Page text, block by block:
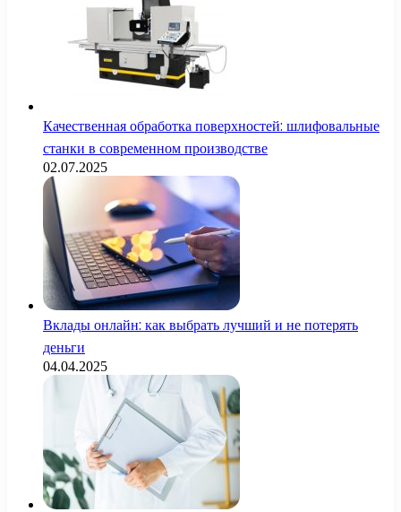
Качественная обработка поверхностей: шлифовальные
станки в современном производстве
02.07.2025
Вклады онлайн: как выбрать лучший и не потерять
деньги
04.04.2025